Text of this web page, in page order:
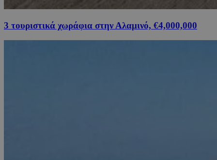
3 τουριστικά χωράφια στην Αλαμινό, €4,000,000